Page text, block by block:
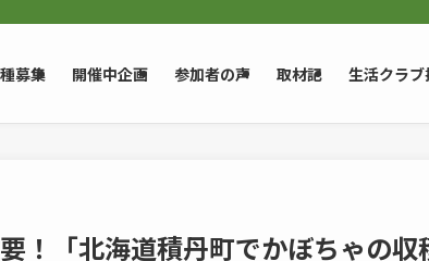
募集 開催中企画 参加者の声 取材記 生活クラ
！「北海道積丹町でかぼちゃの収